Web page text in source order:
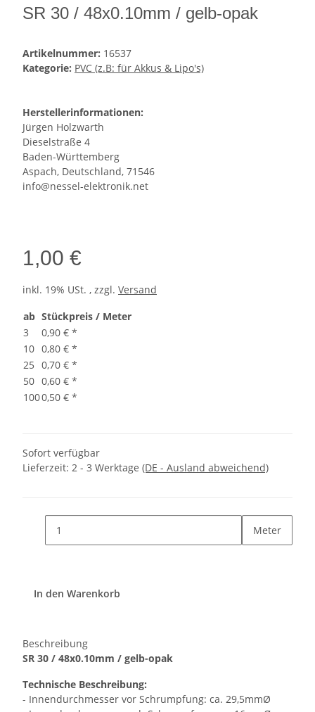
SR 30 / 48x0.10mm / gelb-opak
Artikelnummer: 16537
Kategorie: PVC (z.B: für Akkus & Lipo's)
Herstellerinformationen:
Jürgen Holzwarth
Dieselstraße 4
Baden-Württemberg
Aspach, Deutschland, 71546
info@nessel-elektronik.net
1,00 €
inkl. 19% USt. , zzgl. Versand
ab Stückpreis / Meter
3
0,90 € *
10 0,80 € *
25 0,70 € *
50 0,60 € *
1000,50 € *
Sofort verfügbar
Lieferzeit: 2 - 3 Werktage (DE - Ausland abweichend)
Meter
In den Warenkorb
Beschreibung
SR 30 / 48x0.10mm / gelb-opak
Technische Beschreibung:
- Innendurchmesser vor Schrumpfung: ca. 29,5mmØ